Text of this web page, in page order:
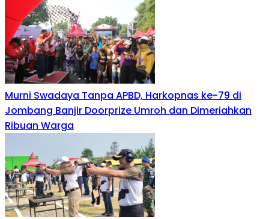
Murni Swadaya Tanpa APBD, Harkopnas ke-79 di
Jombang Banjir Doorprize Umroh dan Dimeriahkan
Ribuan Warga